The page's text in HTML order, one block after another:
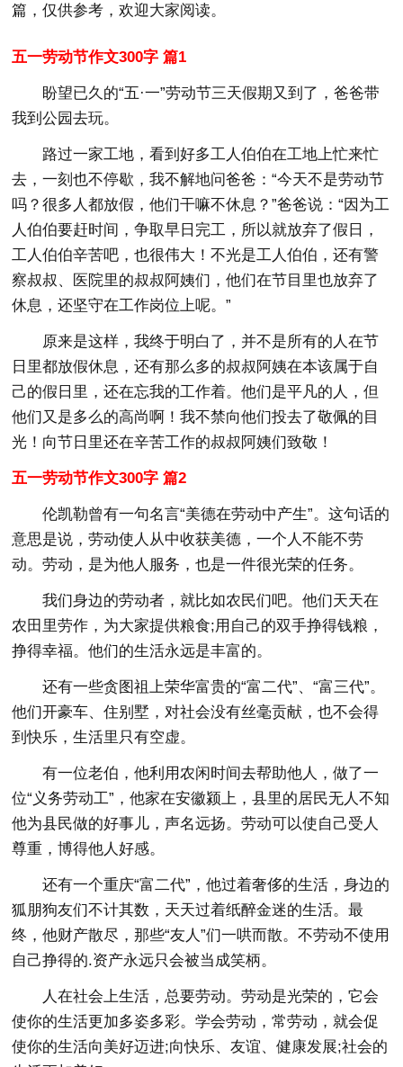
篇，仅供参考，欢迎大家阅读。
五一劳动节作文300字 篇1
盼望已久的“五·一”劳动节三天假期又到了，爸爸带
我到公园去玩。
路过一家工地，看到好多工人伯伯在工地上忙来忙
去，一刻也不停歇，我不解地问爸爸：“今天不是劳动节
吗？很多人都放假，他们干嘛不休息？”爸爸说：“因为工
人伯伯要赶时间，争取早日完工，所以就放弃了假日，
工人伯伯辛苦吧，也很伟大！不光是工人伯伯，还有警
察叔叔、医院里的叔叔阿姨们，他们在节目里也放弃了
休息，还坚守在工作岗位上呢。”
原来是这样，我终于明白了，并不是所有的人在节
日里都放假休息，还有那么多的叔叔阿姨在本该属于自
己的假日里，还在忘我的工作着。他们是平凡的人，但
他们又是多么的高尚啊！我不禁向他们投去了敬佩的目
光！向节日里还在辛苦工作的叔叔阿姨们致敬！
五一劳动节作文300字 篇2
伦凯勒曾有一句名言“美德在劳动中产生”。这句话的
意思是说，劳动使人从中收获美德，一个人不能不劳
动。劳动，是为他人服务，也是一件很光荣的任务。
我们身边的劳动者，就比如农民们吧。他们天天在
农田里劳作，为大家提供粮食;用自己的双手挣得钱粮，
挣得幸福。他们的生活永远是丰富的。
还有一些贪图祖上荣华富贵的“富二代”、“富三代”。
他们开豪车、住别墅，对社会没有丝毫贡献，也不会得
到快乐，生活里只有空虚。
有一位老伯，他利用农闲时间去帮助他人，做了一
位“义务劳动工”，他家在安徽颍上，县里的居民无人不知
他为县民做的好事儿，声名远扬。劳动可以使自己受人
尊重，博得他人好感。
还有一个重庆“富二代”，他过着奢侈的生活，身边的
狐朋狗友们不计其数，天天过着纸醉金迷的生活。最
终，他财产散尽，那些“友人”们一哄而散。不劳动不使用
自己挣得的.资产永远只会被当成笑柄。
人在社会上生活，总要劳动。劳动是光荣的，它会
使你的生活更加多姿多彩。学会劳动，常劳动，就会促
使你的生活向美好迈进;向快乐、友谊、健康发展;社会的